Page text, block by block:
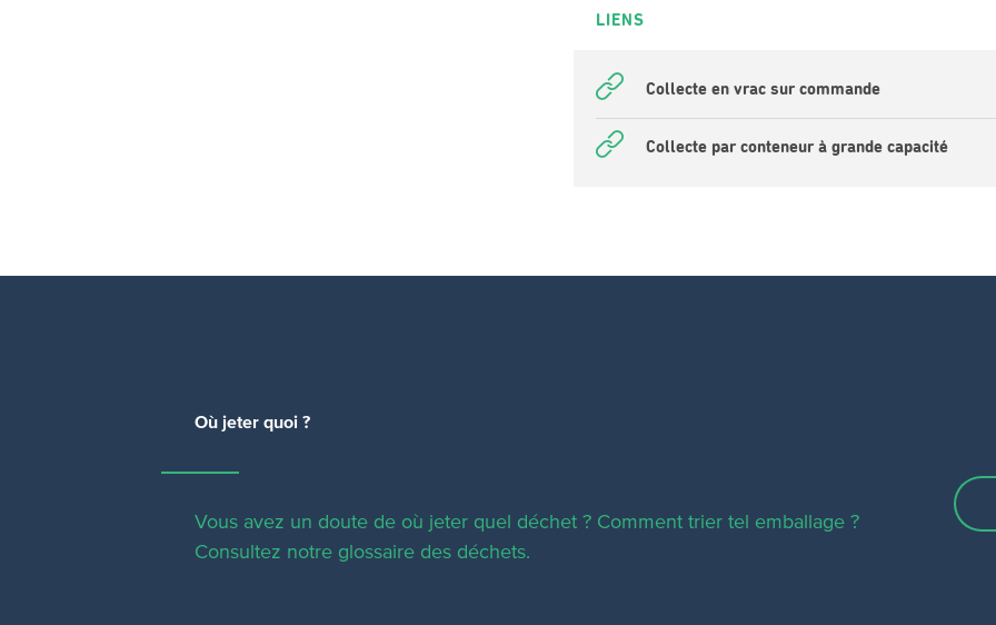
LIENS
Collecte en vrac sur commande
Collecte par conteneur à grande capacité
Où jeter quoi ?
Vous avez un doute de où jeter quel déchet ? Comment trier tel emballage ?
Consultez notre glossaire des déchets.